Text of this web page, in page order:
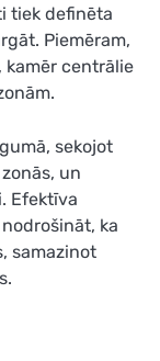
tiek definēta
Piemēram,
kamēr centrālie
sekojot
un
Efektīva
ka
samazinot